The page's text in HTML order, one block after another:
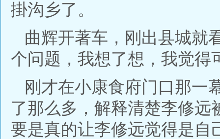
掛沟乡了。
曲辉开著车，刚出县城就
个问题，我想了想，我觉得
刚才在小康食府门口那一
了那么多，解释清楚李修
要是真的让李修远觉得是自